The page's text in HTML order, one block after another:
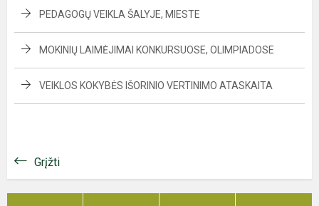
PEDAGOGŲ VEIKLA ŠALYJE, MIESTE
MOKINIŲ LAIMĖJIMAI KONKURSUOSE, OLIMPIADOSE
VEIKLOS KOKYBĖS IŠORINIO VERTINIMO ATASKAITA
Grįžti